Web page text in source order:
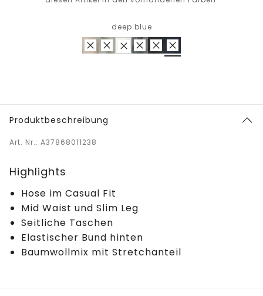
deep blue
Produktbeschreibung
Art. Nr.: A37868011238
Highlights
Hose im Casual Fit
Mid Waist und Slim Leg
Seitliche Taschen
Elastischer Bund hinten
Baumwollmix mit Stretchanteil